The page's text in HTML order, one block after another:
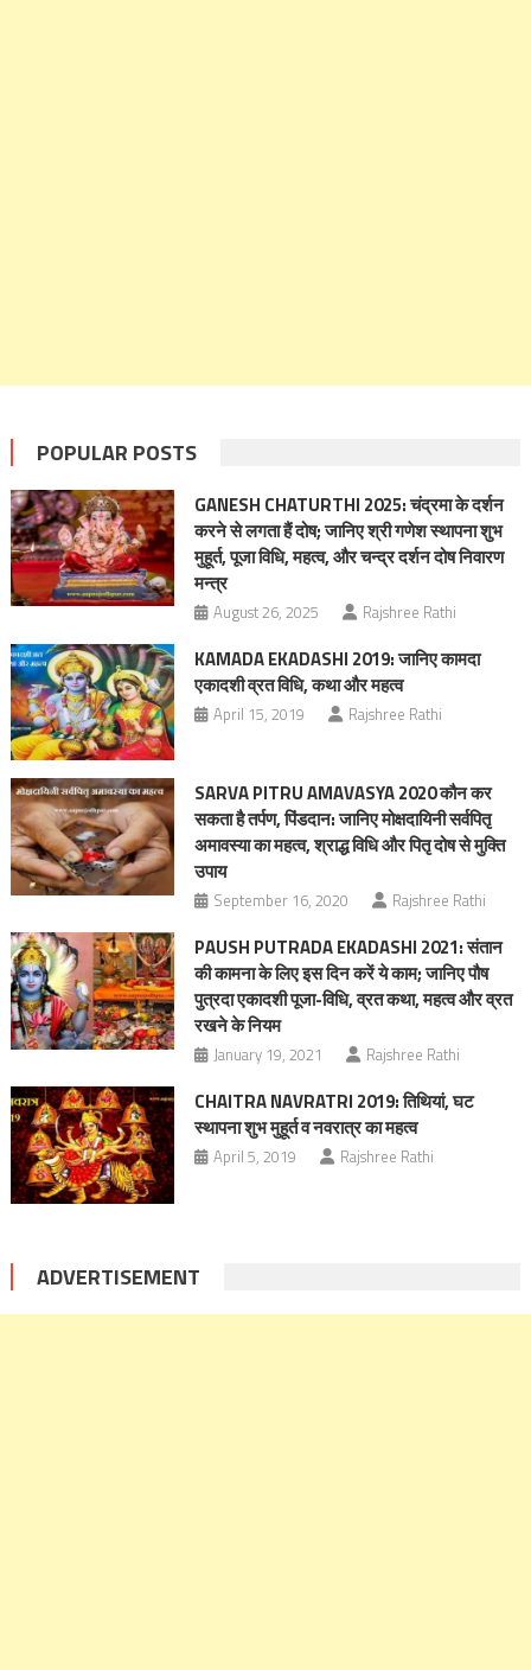
POPULAR POSTS
GANESH CHATURTHI 2025: चंद्रमा के दर्शन
करने से लगता हैं दोष; जानिए श्री गणेश स्‍थापना शुभ
मुहूर्त, पूजा विधि, महत्‍व, और चन्द्र दर्शन दोष निवारण
मन्त्र
August 26, 2025 Rajshree Rathi
KAMADA EKADASHI 2019: जानिए कामदा
एकादशी व्रत विधि, कथा और महत्व
April 15, 2019 Rajshree Rathi
SARVA PITRU AMAVASYA 2020 कौन कर
सकता है तर्पण, पिंडदान: जानिए मोक्षदायिनी सर्वपितृ
अमावस्या का महत्‍व, श्राद्ध विधि और पितृ दोष से मुक्ति
उपाय
September 16, 2020 Rajshree Rathi
PAUSH PUTRADA EKADASHI 2021: संतान
की कामना के लिए इस दिन करें ये काम; जानिए पौष
पुत्रदा एकादशी पूजा-विधि, व्रत कथा, महत्व और व्रत
रखने के नियम
January 19, 2021 Rajshree Rathi
CHAITRA NAVRATRI 2019: तिथियां, घट
स्थापना शुभ मुहूर्त व नवरात्र का महत्व
April 5, 2019 Rajshree Rathi
ADVERTISEMENT